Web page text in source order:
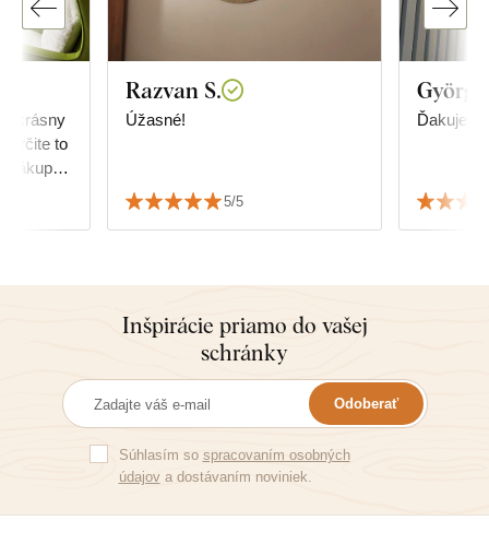
krásny
nákup.
Razvan S.
Úžasné!
5/5
Ďakujem!
Inšpirácie priamo do vašej
schránky
Odoberať
Súhlasím so spracovaním osobných
údajova dostávaním noviniek.